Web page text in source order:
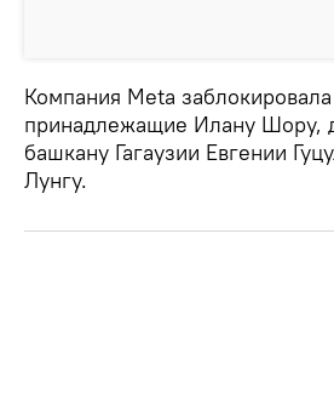
Компания Meta
принадлежащие Илану Шору,
башкану Гагаузии Евгении
Лунгу.